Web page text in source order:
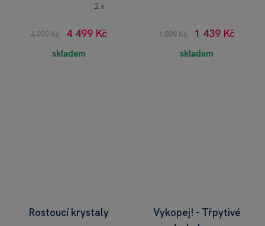
2 x
4 999 Kč 4 499 Kč
skladem
1 599 Kč 1 439 Kč
skladem
Rostoucí krystaly
Vykopej! - Třpytivé